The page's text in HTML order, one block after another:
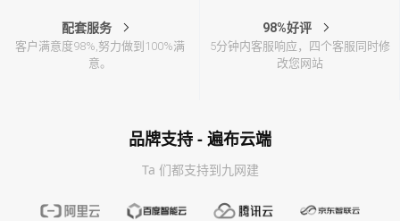
配套服务
客户满意度98%,努力做到100%满
意。
98%好评
5分钟内客服响应，四个客服同时修
改您网站
品牌支持 - 遍布云端
Ta 们都支持到九网建